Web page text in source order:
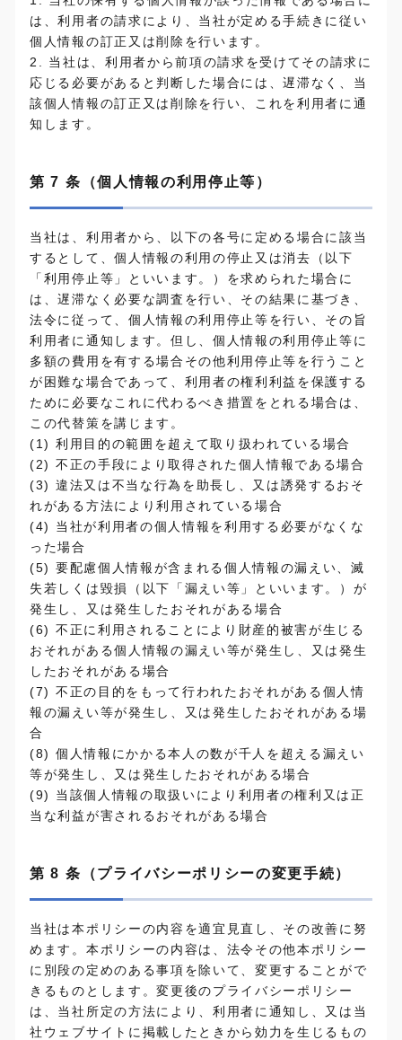
は、利用者の請求により、当社が定める手続きに従い
個人情報の訂正又は削除を行います。
2. 当社は、利用者から前項の請求を受けてその請求に
応じる必要があると判断した場合には、遅滞なく、当
該個人情報の訂正又は削除を行い、これを利用者に通
知します。
第 7 条（個人情報の利用停止等）
当社は、利用者から、以下の各号に定める場合に該当
するとして、個人情報の利用の停止又は消去（以下
「利用停止等」といいます。）を求められた場合に
は、遅滞なく必要な調査を行い、その結果に基づき、
法令に従って、個人情報の利用停止等を行い、その旨
利用者に通知します。但し、個人情報の利用停止等に
多額の費用を有する場合その他利用停止等を行うこと
が困難な場合であって、利用者の権利利益を保護する
ために必要なこれに代わるべき措置をとれる場合は、
この代替策を講じます。
(1) 利用目的の範囲を超えて取り扱われている場合
(2) 不正の手段により取得された個人情報である場合
(3) 違法又は不当な行為を助長し、又は誘発するおそ
れがある方法により利用されている場合
(4) 当社が利用者の個人情報を利用する必要がなくな
った場合
(5) 要配慮個人情報が含まれる個人情報の漏えい、滅
失若しくは毀損（以下「漏えい等」といいます。）が
発生し、又は発生したおそれがある場合
(6) 不正に利用されることにより財産的被害が生じる
おそれがある個人情報の漏えい等が発生し、又は発生
したおそれがある場合
(7) 不正の目的をもって行われたおそれがある個人情
報の漏えい等が発生し、又は発生したおそれがある場
合
(8) 個人情報にかかる本人の数が千人を超える漏えい
等が発生し、又は発生したおそれがある場合
(9) 当該個人情報の取扱いにより利用者の権利又は正
当な利益が害されるおそれがある場合
第 8 条（プライバシーポリシーの変更手続）
当社は本ポリシーの内容を適宜見直し、その改善に努
めます。本ポリシーの内容は、法令その他本ポリシー
に別段の定めのある事項を除いて、変更することがで
きるものとします。変更後のプライバシーポリシー
は、当社所定の方法により、利用者に通知し、又は当
社ウェブサイトに掲載したときから効力を生じるもの